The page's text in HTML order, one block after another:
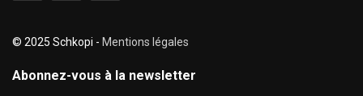
© 2025 Schkopi - Mentions légales
Abonnez-vous à la newsletter